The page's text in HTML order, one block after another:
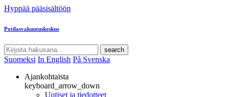
Hyppää pääsisältöön
Potilasvakuutuskeskus
search
Suomeksi In English På Svenska
Ajankohtaista
keyboard_arrow_down
Uutiset ja tiedotteet